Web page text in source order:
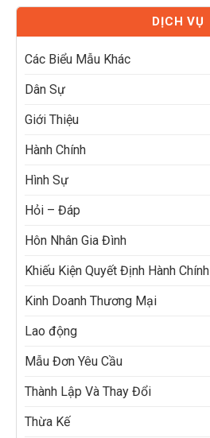
DỊCH VỤ
Các Biểu Mẫu Khác
Dân Sự
Giới Thiệu
Hành Chính
Hình Sự
Hỏi – Đáp
Hôn Nhân Gia Đình
Khiếu Kiện Quyết Định Hành Chính
Kinh Doanh Thương Mại
Lao động
Mẫu Đơn Yêu Cầu
Thành Lập Và Thay Đổi
Thừa Kế